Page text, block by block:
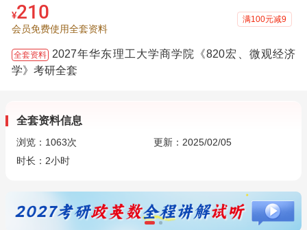
¥210
会员免费使用全套资料
满100元减9
全套资料
2027年华东理工大学商学院《820宏、微观经济
学》考研全套
全套资料信息
浏览： 1063次
更新：2025/02/05
时长：2小时